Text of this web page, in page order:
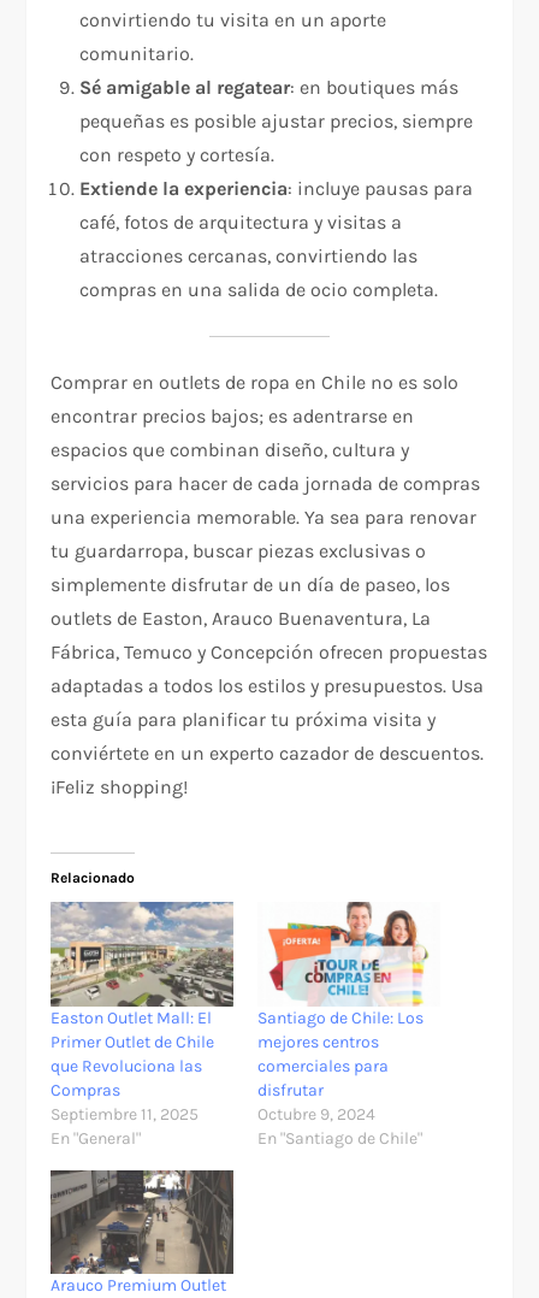
convirtiendo tu visita en un aporte
comunitario.
Sé amigable al regatear: en boutiques más
pequeñas es posible ajustar precios, siempre
con respeto y cortesía.
Extiende la experiencia: incluye pausas para
café, fotos de arquitectura y visitas a
atracciones cercanas, convirtiendo las
compras en una salida de ocio completa.
Comprar en outlets de ropa en Chile no es solo
encontrar precios bajos; es adentrarse en
espacios que combinan diseño, cultura y
servicios para hacer de cada jornada de compras
una experiencia memorable. Ya sea para renovar
tu guardarropa, buscar piezas exclusivas o
simplemente disfrutar de un día de paseo, los
outlets de Easton, Arauco Buenaventura, La
Fábrica, Temuco y Concepción ofrecen propuestas
adaptadas a todos los estilos y presupuestos. Usa
esta guía para planificar tu próxima visita y
conviértete en un experto cazador de descuentos.
¡Feliz shopping!
Relacionado
Easton Outlet Mall: El
Primer Outlet de Chile
que Revoluciona las
Compras
Septiembre 11, 2025
En "General"
Santiago de Chile: Los
mejores centros
comerciales para
disfrutar
Octubre 9, 2024
En "Santiago de Chile"
Arauco Premium Outlet